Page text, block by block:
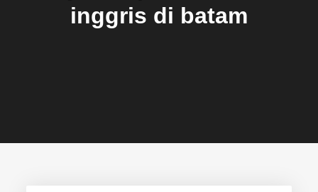
inggris di batam